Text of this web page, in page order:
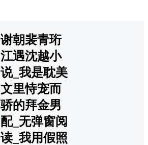
谢朝裴青珩
江遇沈越小
说_我是耽美
文里恃宠而
骄的拜金男
配_无弹窗阅
读_我用假照